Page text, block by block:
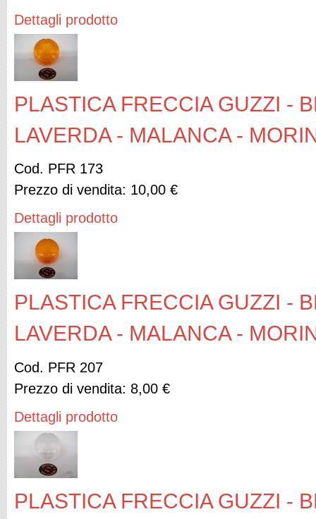
Dettagli prodotto
PLASTICA FRECCIA GUZZI -
LAVERDA - MALANCA -
Cod. PFR 173
Prezzo di vendita: 10,00 €
Dettagli prodotto
PLASTICA FRECCIA GUZZI -
LAVERDA - MALANCA -
Cod. PFR 207
Prezzo di vendita: 8,00 €
Dettagli prodotto
PLASTICA FRECCIA GUZZI -